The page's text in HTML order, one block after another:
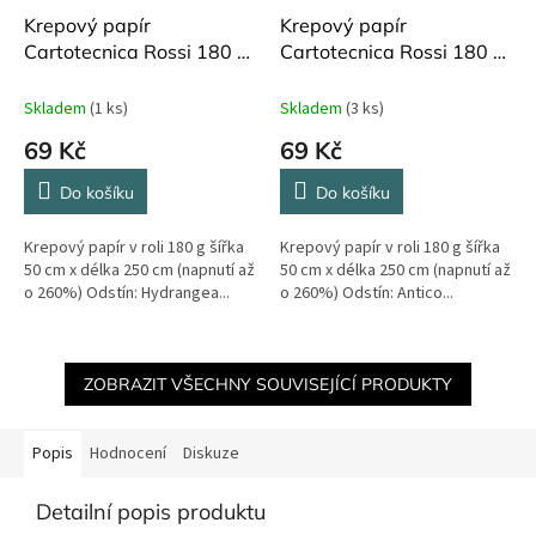
Krepový papír
Cartotecnica Rossi 180 g
571
Skladem (1 ks)
69 Kč
Do košíku
Krepový papír v roli 180 g šířka
50 cm x délka 250 cm (napnutí až
o 260%) Odstín: Hydrangea...
Krepový papír
Cartotecnica Rossi 180 g
Skladem (3 ks)
69 Kč
Do košíku
Krepový papír v roli 180 g šířka
50 cm x délka 250 cm (napnutí až
o 260%) Odstín: Antico...
ZOBRAZIT VŠECHNY SOUVISEJÍCÍ PRODUKTY
Popis Hodnocení Diskuze
Detailní popis produktu